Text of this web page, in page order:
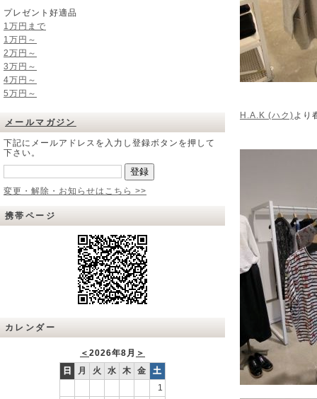
プレゼント好適品
1万円まで
1万円～
2万円～
3万円～
4万円～
5万円～
メールマガジン
下記にメールアドレスを入力し登録ボタンを押して
下さい。
変更・解除・お知らせはこちら >>
携帯ページ
カレンダー
＜ 2026年8月 ＞
日
月 火 水 木 金
土
1
H.A.K (ハク)より